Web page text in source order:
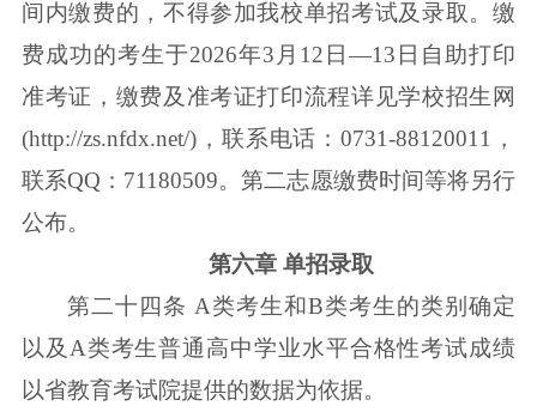
间内缴费的，不得参加我校单招考试及录取。缴
费成功的考生于2026年3月12日—13日自助打印
准考证，缴费及准考证打印流程详见学校招生网
(http://zs.nfdx.net/)，联系电话：0731-88120011，
联系QQ：71180509。第二志愿缴费时间等将另行
公布。
第六章 单招录取
第二十四条 A类考生和B类考生的类别确定
以及A类考生普通高中学业水平合格性考试成绩
以省教育考试院提供的数据为依据。